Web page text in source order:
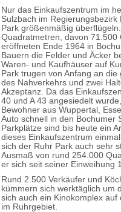
Nur das Einkaufszentrum im
Sulzbach im
Park größenmäßig
Quadratmetren, davon 71.500
eröffneten Ende 1964 in
Bauern die Felder und Äcker
Waren- und Kaufhäuser auf
Park trugen von Anfang an
des Nahverkehrs und zwei
Akzeptanz. Da das
40 und A 43 angesiedelt
Bewohner aus Wuppertal,
Auto schnell in den Bochumer
Parkplätze sind bis heute ein
dieses Einkaufszentrum
sich der Ruhr Park auch sehr
Ausmaß von rund 254.000
er sich seit seiner Einweihung
Rund 2.500 Verkäufer und
kümmern sich werktäglich um
sich auch ein Kinokomplex
im Ruhrgebiet.